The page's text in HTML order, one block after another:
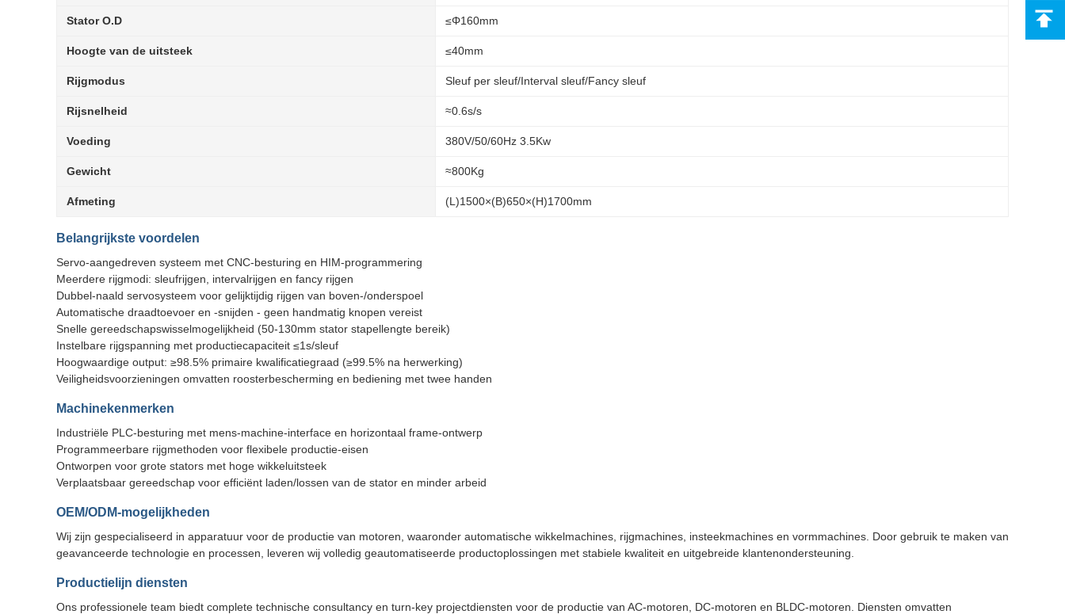
Stator O.D ≤Φ160mm
Hoogte van de uitsteek ≤40mm
Rijgmodus Sleuf per sleuf/Interval sleuf/Fancy sleuf
Rijsnelheid ≈0.6s/s
Voeding 380V/50/60Hz 3.5Kw
Gewicht ≈800Kg
Afmeting (L)1500×(B)650×(H)1700mm
Belangrijkste voordelen
Servo-aangedreven systeem met CNC-besturing en HIM-programmering
Meerdere rijgmodi: sleufrijgen, intervalrijgen en fancy rijgen
Dubbel-naald servosysteem voor gelijktijdig rijgen van boven-/onderspoel
Automatische draadtoevoer en -snijden - geen handmatig knopen vereist
Snelle gereedschapswisselmogelijkheid (50-130mm stator stapellengte bereik)
Instelbare rijgspanning met productiecapaciteit ≤1s/sleuf
Hoogwaardige output: ≥98.5% primaire kwalificatiegraad (≥99.5% na herwerking)
Veiligheidsvoorzieningen omvatten roosterbescherming en bediening met twee handen
Machinekenmerken
Industriële PLC-besturing met mens-machine-interface en horizontaal frame-ontwerp
Programmeerbare rijgmethoden voor flexibele productie-eisen
Ontworpen voor grote stators met hoge wikkeluitsteek
Verplaatsbaar gereedschap voor efficiënt laden/lossen van de stator en minder arbeid
OEM/ODM-mogelijkheden
Wij zijn gespecialiseerd in apparatuur voor de productie van motoren, waaronder automatische wikkelmachines, rijgmachines, insteekmachines en vormmachines. Door gebruik te maken van
geavanceerde technologie en processen, leveren wij volledig geautomatiseerde productoplossingen met stabiele kwaliteit en uitgebreide klantenondersteuning.
Productielijn diensten
Ons professionele team biedt complete technische consultancy en turn-key projectdiensten voor de productie van AC-motoren, DC-motoren en BLDC-motoren. Diensten omvatten